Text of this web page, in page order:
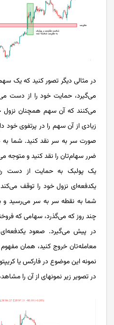
در مثالی دیگر تصور کنید که یک
می‌گیرد، حمایت خود را از دست
می‌کنند که آن سهم همچنان نزول
زیادی از آن سهم را در پرتفوی خود
صورت سر به سر نقد کنید. شما به
ضرر سهام‌تان را نقد کنید و متوجه
یک پولبک به حمایت از دست
یکدفعه‌ای نزول خود را توقف
شما به نقطه سر به سر می‌رسید و
چند روز که می‌گذرد، سهامی که
در پیش می‌گیرد. صعود
معامله‌تان خروج کنید، همان
نمونه این موضوع در فارکس یا
در تصویر زیر نمونه­ای از آن را